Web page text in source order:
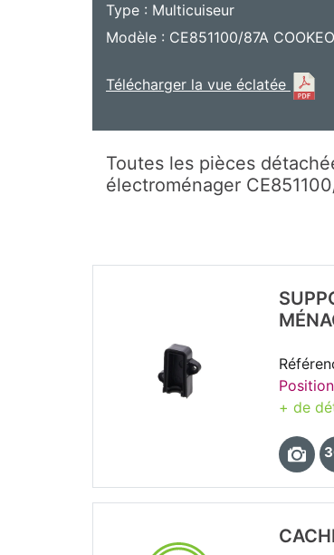
Type : Multicuiseur
Modèle : CE851100/87A
Télécharger la vue éclatée
Toutes les pièces
électroménager
+ de